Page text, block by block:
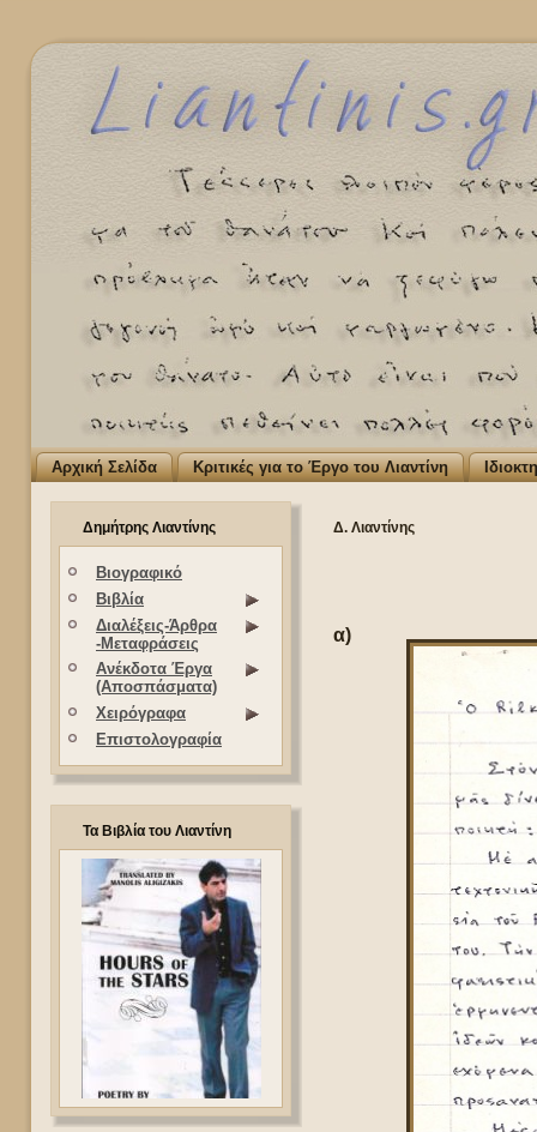
Αρχική Σελίδα Κριτικές για το Έργο του Λιαντίνη
Δημήτρης Λιαντίνης
Βιογραφικό
Βιβλία
Διαλέξεις-Άρθρα
-Μεταφράσεις
Ανέκδοτα Έργα
(Αποσπάσματα)
Χειρόγραφα
Επιστολογραφία
Τα Βιβλία του Λιαντίνη
Δ. Λιαντίνης
α)